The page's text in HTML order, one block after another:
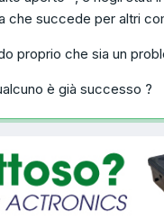
che succede per altri
proprio che sia un
è già successo ?